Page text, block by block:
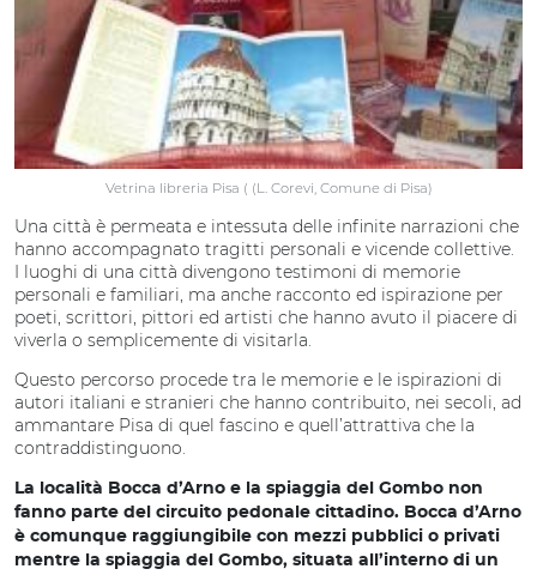
Vetrina libreria Pisa ( (L. Corevi, Comune di Pisa)
Una città è permeata e intessuta delle infinite narrazioni che
hanno accompagnato tragitti personali e vicende collettive.
I luoghi di una città divengono testimoni di memorie
personali e familiari, ma anche racconto ed ispirazione per
poeti, scrittori, pittori ed artisti che hanno avuto il piacere di
viverla o semplicemente di visitarla.
Questo percorso procede tra le memorie e le ispirazioni di
autori italiani e stranieri che hanno contribuito, nei secoli, ad
ammantare Pisa di quel fascino e quell’attrattiva che la
contraddistinguono.
La località Bocca d’Arno e la spiaggia del Gombo non
fanno parte del circuito pedonale cittadino. Bocca d’Arno
è comunque raggiungibile con mezzi pubblici o privati
mentre la spiaggia del Gombo, situata all’interno di un